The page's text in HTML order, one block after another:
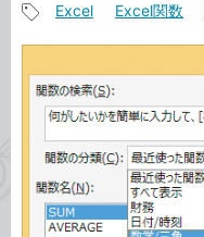
事
カ
テ
ゴ
リ
タ
グ
Excel Excel関数